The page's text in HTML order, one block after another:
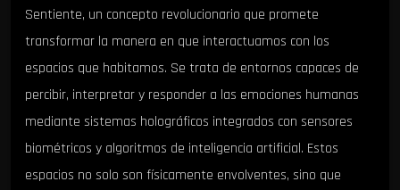
Sentiente, un concepto revolucionario que promete
transformar la manera en que interactuamos con los
espacios que habitamos. Se trata de entornos capaces de
percibir, interpretar y responder a las emociones humanas
mediante sistemas holográficos integrados con sensores
biométricos y algoritmos de inteligencia artificial. Estos
espacios no solo son físicamente envolventes, sino que